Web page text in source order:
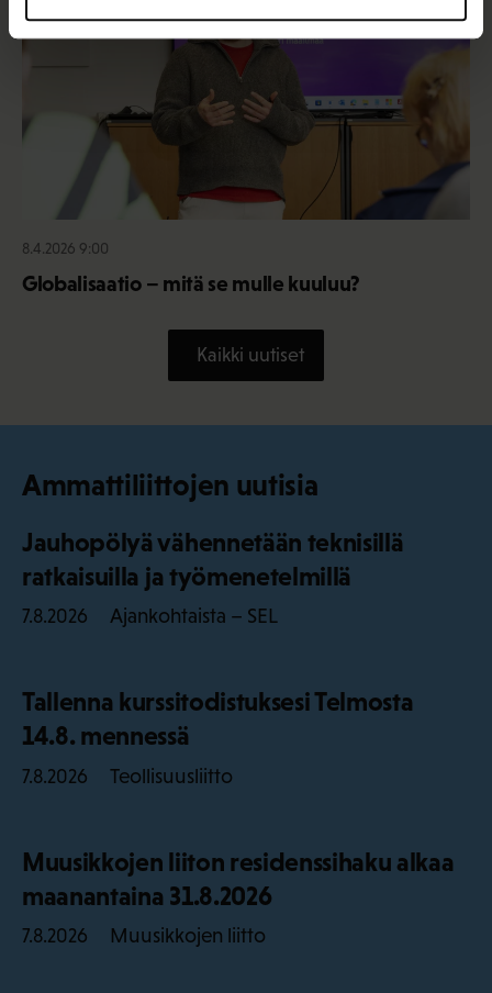
8.4.2026 9:00
Globalisaatio – mitä se mulle kuuluu?
Kaikki uutiset
Ammattiliittojen uutisia
Jauhopölyä vähennetään teknisillä
ratkaisuilla ja työmenetelmillä
7.8.2026 Ajankohtaista – SEL
Tallenna kurssitodistuksesi Telmosta
14.8. mennessä
7.8.2026 Teollisuusliitto
Muusikkojen liiton residenssihaku alkaa
maanantaina 31.8.2026
7.8.2026 Muusikkojen liitto